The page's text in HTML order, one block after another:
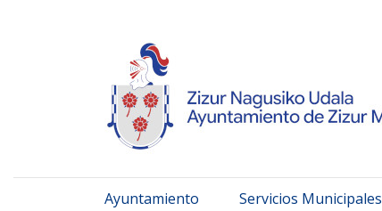
Ayuntamiento Servicios Municipales